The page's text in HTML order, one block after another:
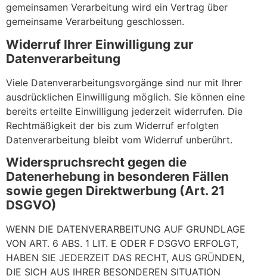
gemeinsamen Verarbeitung wird ein Vertrag über
gemeinsame Verarbeitung geschlossen.
Widerruf Ihrer Einwilligung zur
Datenverarbeitung
Viele Datenverarbeitungsvorgänge sind nur mit Ihrer
ausdrücklichen Einwilligung möglich. Sie können eine
bereits erteilte Einwilligung jederzeit widerrufen. Die
Rechtmäßigkeit der bis zum Widerruf erfolgten
Datenverarbeitung bleibt vom Widerruf unberührt.
Widerspruchsrecht gegen die
Datenerhebung in besonderen Fällen
sowie gegen Direktwerbung (Art. 21
DSGVO)
WENN DIE DATENVERARBEITUNG AUF GRUNDLAGE
VON ART. 6 ABS. 1 LIT. E ODER F DSGVO ERFOLGT,
HABEN SIE JEDERZEIT DAS RECHT, AUS GRÜNDEN,
DIE SICH AUS IHRER BESONDEREN SITUATION